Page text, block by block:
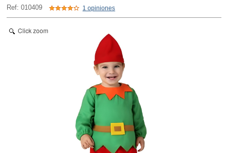
Ref: 010409 1 opiniones
Click zoom